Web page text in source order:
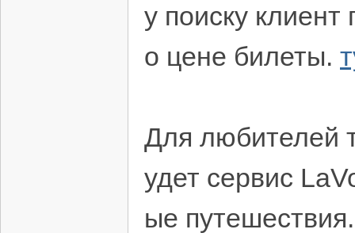
у поиску
о цене билеты.
Для любителей
удет сервис
ые путешествия.